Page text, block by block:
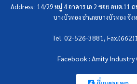
Address : 14/29 หมู่ 4 อาคาร เอ 2 ซอย อบต.11
บางบัวทอง อำเภอบางบัวทอง จั
Tel. 02-526-3881,
Facebook : Amity Industry